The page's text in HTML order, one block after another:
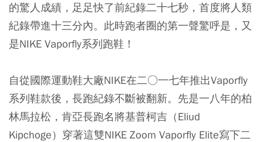
的驚人成績，足足快了前紀錄二十七秒，首度將人類
紀錄帶進十三分內。此時跑者圈的第一聲驚呼是，又
是NIKE Vaporfly系列跑鞋！
自從國際運動鞋大廠NIKE在二○一七年推出Vaporfly
系列鞋款後，長跑紀錄不斷被翻新。先是一八年的柏
林馬拉松，肯亞長跑名將基普柯吉（Eliud
Kipchoge）穿著這雙NIKE Zoom Vaporfly Elite寫下二